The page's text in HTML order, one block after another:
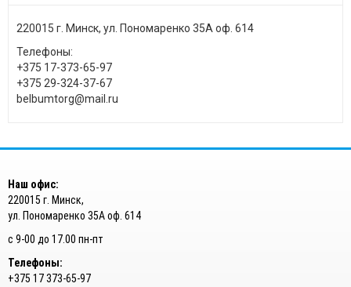
220015 г. Минск, ул. Пономаренко 35А оф. 614
Телефоны:
+375 17-373-65-97
+375 29-324-37-67
belbumtorg@mail.ru
Наш офис:
220015 г. Минск,
ул. Пономаренко 35А оф. 614
с 9-00 до 17.00 пн-пт
Телефоны:
+375 17 373-65-97